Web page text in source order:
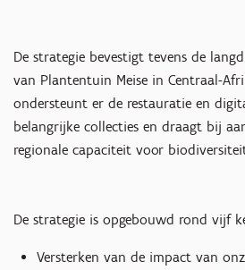
De strategie bevestigt tevens de
van Plantentuin Meise in Centraal-
ondersteunt er de restauratie en
belangrijke collecties en draagt bij
regionale capaciteit voor
De strategie is opgebouwd rond vijf
Versterken van de impact van